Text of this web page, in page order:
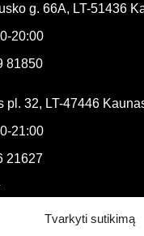
Tvarkyti sutikimą
g. 66A, LT-51436
20:00
81850
pl. 32, LT-47446
21:00
21627
ir taisyklės